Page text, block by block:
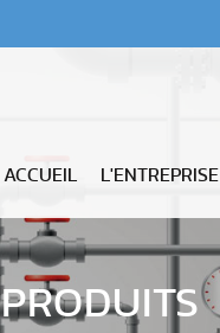
ACCUEIL L'ENTREPRISE
PRODUITS